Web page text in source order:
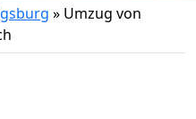
» Umzug von